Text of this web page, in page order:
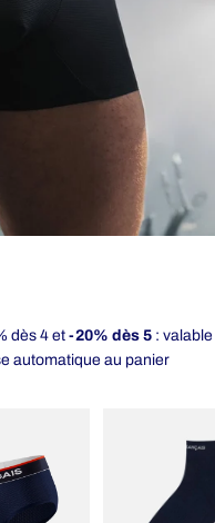
dès 4 et -20% dès 5 : valable
automatique au panier